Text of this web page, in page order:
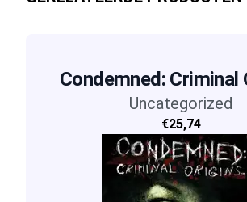
Condemned: Criminal
Uncategorized
€25,74